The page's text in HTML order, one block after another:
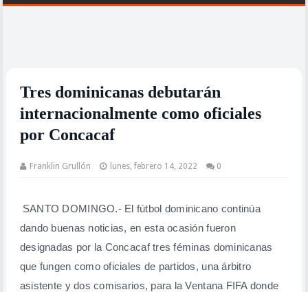
Tres dominicanas debutarán
internacionalmente como oficiales
por Concacaf
Franklin Grullón lunes, febrero 14, 2022 0
SANTO DOMINGO.- El fútbol dominicano continúa
dando buenas noticias, en esta ocasión fueron
designadas por la Concacaf tres féminas dominicanas
que fungen como oficiales de partidos, una árbitro
asistente y dos comisarios, para la Ventana FIFA donde